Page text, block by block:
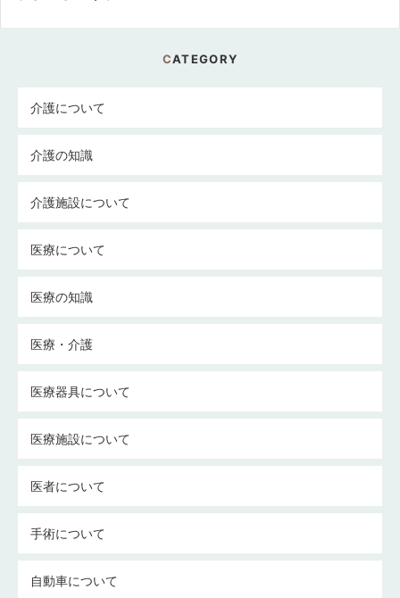
CATEGORY
介護について
介護の知識
介護施設について
医療について
医療の知識
医療・介護
医療器具について
医療施設について
医者について
手術について
自動車について